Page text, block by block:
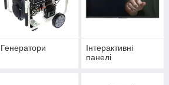
Генератори
Інтерактивні
панелі